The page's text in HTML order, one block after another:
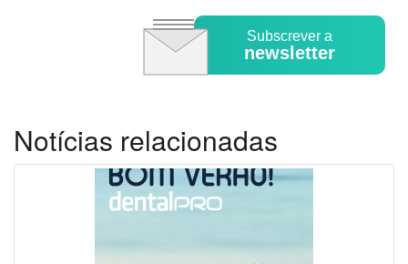
Subscrever a
newsletter
Notícias relacionadas